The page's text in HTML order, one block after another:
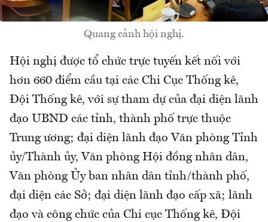
Quang cảnh hội nghị.
Hội nghị được tổ chức trực tuyến kết nối với
hơn 660 điểm cầu tại các Chi Cục Thống kê,
Đội Thống kê, với sự tham dự của đại diện lãnh
đạo UBND các tỉnh, thành phố trực thuộc
Trung ương; đại diện lãnh đạo Văn phòng Tỉnh
ủy/Thành ủy, Văn phòng Hội đồng nhân dân,
Văn phòng Ủy ban nhân dân tỉnh/thành phố,
đại diện các Sở; đại diện lãnh đạo cấp xã; lãnh
đạo và công chức của Chi cục Thống kê, Đội